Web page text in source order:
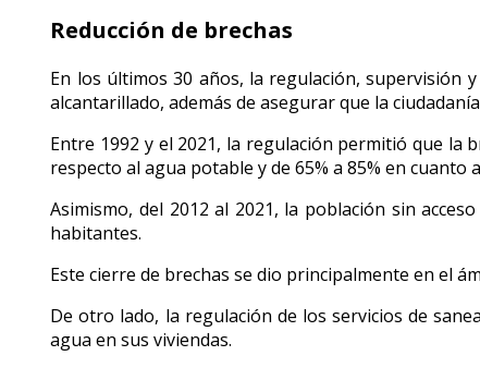
Reducción de brechas
En los últimos 30 años, la regulación, supervisión
alcantarillado, además de asegurar que la
Entre 1992 y el 2021, la regulación permitió que la
respecto al agua potable y de 65% a 85% en cuanto
Asimismo, del 2012 al 2021, la población sin
habitantes.
Este cierre de brechas se dio principalmente en el
De otro lado, la regulación de los servicios de
agua en sus viviendas.